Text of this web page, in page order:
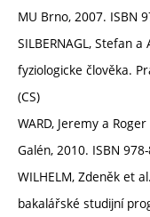
MU Brno, 2007. ISBN
SILBERNAGL, Stefan
fyziologicke člověka.
(CS)
WARD, Jeremy a
Galén, 2010. ISBN
WILHELM, Zdeněk et
bakalářské studijní